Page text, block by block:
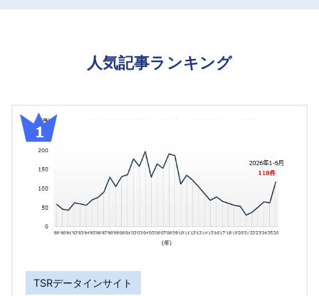
人気記事ランキング
TSRデータインサイト